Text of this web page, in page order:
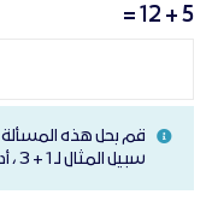
5 + 12 =
قم بحل هذه المسألة
سبيل المثال لـ 1 + 3 ، أدخل 4.